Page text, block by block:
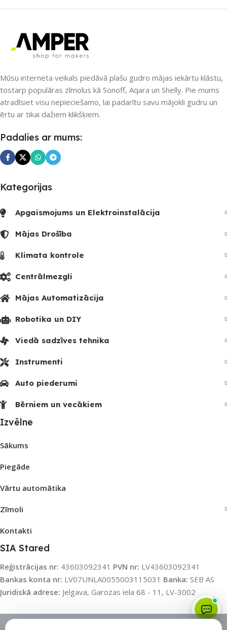
PIEEJAMS UZREIZ
Nē
UZREIZ PIEEJAMAIS
SKAITS
Mūsu interneta veikals piedāvā plašu gudro mājas iekārtu klāstu,
tostarp populāras zīmolus kā Sonoff, Aqara un Shelly. Pie mums
atradīsiet visu nepieciešamo, lai padarītu savu mājokli gudru un
ērtu ar tikai dažiem klikšķiem.
Padalies ar mums:
Kategorijas
Apgaismojums un Elektroinstalācija
Mājas Drošība
Klimata kontrole
Centrālmezgli
Mājas Automatizācija
Robotika un DIY
Viedā sadzīves tehnika
Instrumenti
Auto piederumi
Bērniem un vecākiem
Izvēlne
Sākums
Piegāde
Vārtu automātika
Zīmoli
Kontakti
SIA Stared
Reģistrācijas nr: 43603092341 PVN nr: LV43603092341
Bankas konta nr: LV07UNLA0055003115031 Banka: SEB AS
Juridiskā adrese: Jelgava, Garozas iela 68 - 11, LV-3002